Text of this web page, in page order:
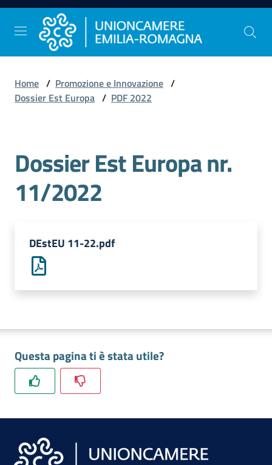
Vai al contenuto
Vai alla navigazione
Vai al footer
Comunicazione
Studi
e
Statistica
Orientamento
Promozione
Innovazione
delle
Imprese
Home / Promozione e Innovazione /
Dossier Est Europa / PDF 2022
Dossier Est Europa nr.
11/2022
DEstEU 11-22.pdf
Questa pagina ti è stata utile?